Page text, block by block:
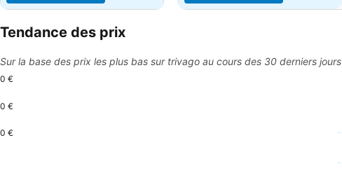
Tendance des prix
Sur la base des prix les plus bas sur trivago au cours des 30 derniers jours
0 €
0 €
0 €